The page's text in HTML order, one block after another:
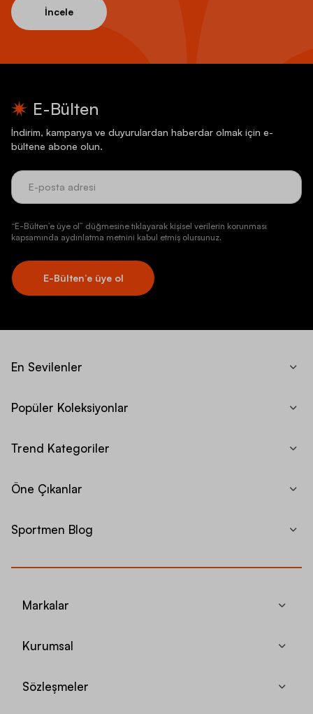
İncele
E-Bülten
İndirim, kampanya ve duyurulardan haberdar olmak için e-
bültene abone olun.
“E-Bülten’e üye ol” düğmesine tıklayarak kişisel verilerin korunması
kapsamında aydınlatma metnini kabul etmiş olursunuz.
E-Bülten’e üye ol
En Sevilenler
Popüler Koleksiyonlar
Trend Kategoriler
Öne Çıkanlar
Sportmen Blog
Markalar
Kurumsal
Sözleşmeler